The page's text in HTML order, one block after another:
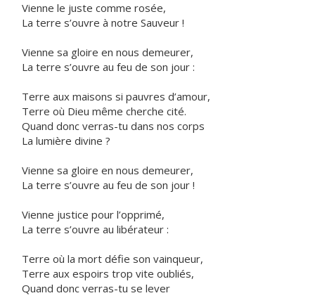
Vienne le juste comme rosée,
La terre s’ouvre à notre Sauveur !
Vienne sa gloire en nous demeurer,
La terre s’ouvre au feu de son jour :
Terre aux maisons si pauvres d’amour,
Terre où Dieu même cherche cité.
Quand donc verras-tu dans nos corps
La lumière divine ?
Vienne sa gloire en nous demeurer,
La terre s’ouvre au feu de son jour !
Vienne justice pour l’opprimé,
La terre s’ouvre au libérateur :
Terre où la mort défie son vainqueur,
Terre aux espoirs trop vite oubliés,
Quand donc verras-tu se lever